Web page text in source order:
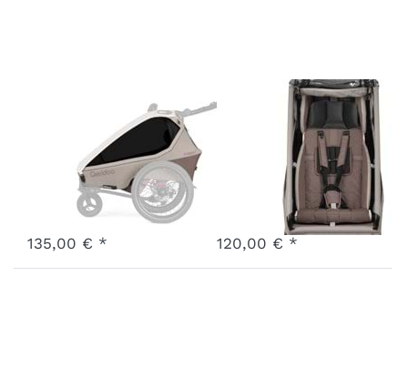
Hauptbezug
Kidgoo Pro 1
Barista Brown
F-MCKP1-26-BB
3 - 7 Werktage
135,00 € *
Sitzbank
Kidgoo 1
Barista Brown
X-SSK1-26-BB
3 - 7 Werktage
120,00 € *